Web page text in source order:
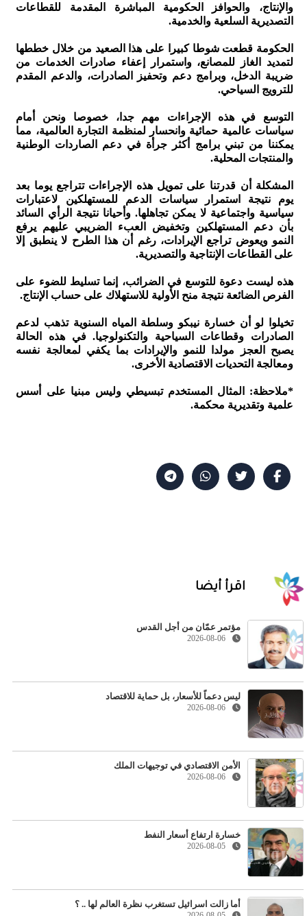
والإنتاج، والحوافز الحكومية المباشرة المقدمة للقطاعات
التصديرية السلعية والخدمية.
الحكومة قطعت شوطا كبيرا على هذا الصعيد من خلال خططها
لتمديد الغاز للمصانع، واستمرار إعفاء صادرات الخدمات من
ضريبة الدخل، وبرامج دعم وتحفيز الصادرات، والدعم المقدم
للترويج السياحي.
التوسع في هذه الإجراءات مهم جدا، خصوصا ونحن أمام
سياسات عالمية حمائية وانحسار لمنظمة التجارة العالمية، مما
يمكننا من تبني برامج أكثر جرأة في دعم الصاردات الوطنية
والمنتجات المحلية.
المشكلة أن قدرتنا على تمويل هذه الإجراءات تتراجع يوما بعد
يوم نتيجة استمرار سياسات الدعم للمستهلكين لاعتبارات
سياسية واجتماعية لا يمكن تجاهلها. وأحيانا نتيجة الرأي السائد
بأن دعم المستهلكين وتخفيض العبء الضريبي عليهم يرفع
النمو ويعوض تراجع الإيرادات، رغم أن هذا الطرح لا ينطبق إلا
على القطاعات الإنتاجية والتصديرية.
هذه ليست دعوة للتوسع في الضرائب، إنما تسليط للضوء على
الفرص الضائعة نتيجة منح الأولية للاستهلاك على حساب الإنتاج.
تخيلوا لو أن خسارة نيبكو وسلطة المياه السنوية تذهب لدعم
الصادرات وقطاعات السياحية والتكنولوجيا. في هذه الحالة
يصبح العجز مولدا للنمو والإيرادات بما يكفي لمعالجة نفسه
ومعالجة التحديات الاقتصادية الأخرى.
*ملاحظة: المثال المستخدم تبسيطي وليس مبنيا على أسس
علمية وتقديرية محكمة.
اقرأ أيضا
مؤتمر عمّان من أجل القدس
2026-08-06
ليس دعماً للأسعار، بل حماية للاقتصاد
2026-08-06
الأمن الاقتصادي في توجيهات الملك
2026-08-06
خسارة ارتفاع أسعار النفط
2026-08-05
أما زالت اسرائيل تستغرب نظرة العالم لها .. ؟